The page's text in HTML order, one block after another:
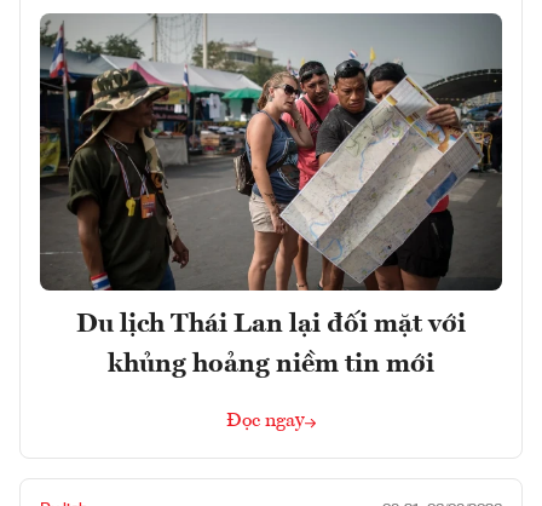
Du lịch Thái Lan lại đối mặt với
khủng hoảng niềm tin mới
Đọc ngay